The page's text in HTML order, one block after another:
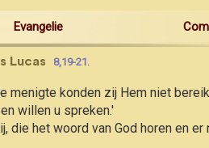
Evangelie
Lucas 8,19-21.
menigte konden zij Hem niet
willen u spreken.'
het woord van God horen en er